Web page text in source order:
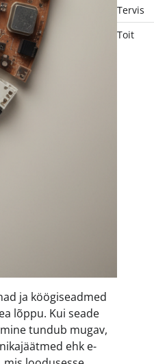
ja köögiseadmed
lõppu. Kui seade
tundub mugav,
ehk e-
Tervis
Toit